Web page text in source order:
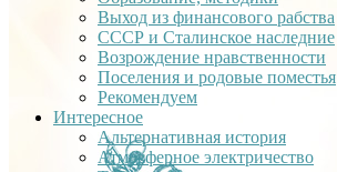
Выход из финансового рабства
СССР и Сталинское наследние
Возрождение нравственности
Поселения и родовые поместья
Рекомендуем
Интересное
Альтернативная история
Атмосферное электричество